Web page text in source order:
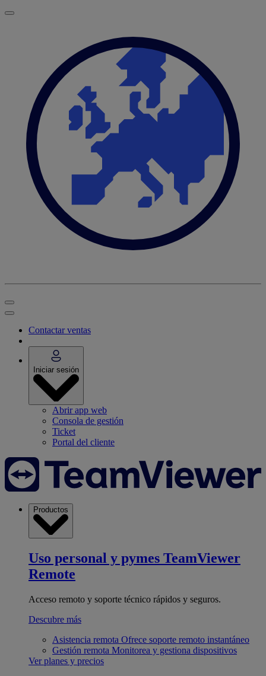
Contactar ventas
Iniciar sesión
Abrir app web
Consola de gestión
Ticket
Portal del cliente
Productos
Uso personal y pymes TeamViewer
Remote
Acceso remoto y soporte técnico rápidos y seguros.
Descubre más
Asistencia remota Ofrece soporte remoto instantáneo
Gestión remota Monitorea y gestiona dispositivos
Ver planes y precios